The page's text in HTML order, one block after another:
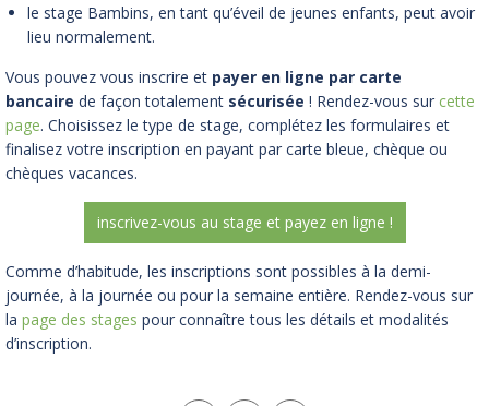
le stage Bambins, en tant qu’éveil de jeunes enfants, peut avoir
lieu normalement.
Vous pouvez vous inscrire et payer en ligne par carte
bancaire de façon totalement sécurisée ! Rendez-vous sur cette
page. Choisissez le type de stage, complétez les formulaires et
finalisez votre inscription en payant par carte bleue, chèque ou
chèques vacances.
inscrivez-vous au stage et payez en ligne !
Comme d’habitude, les inscriptions sont possibles à la demi-
journée, à la journée ou pour la semaine entière. Rendez-vous sur
la page des stages pour connaître tous les détails et modalités
d’inscription.